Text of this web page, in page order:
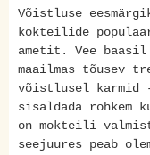
Võistluse
kokteilide
ametit. Vee
maailmas tõusev
võistlusel karmid
sisaldada rohkem
on mokteili
seejuures peab